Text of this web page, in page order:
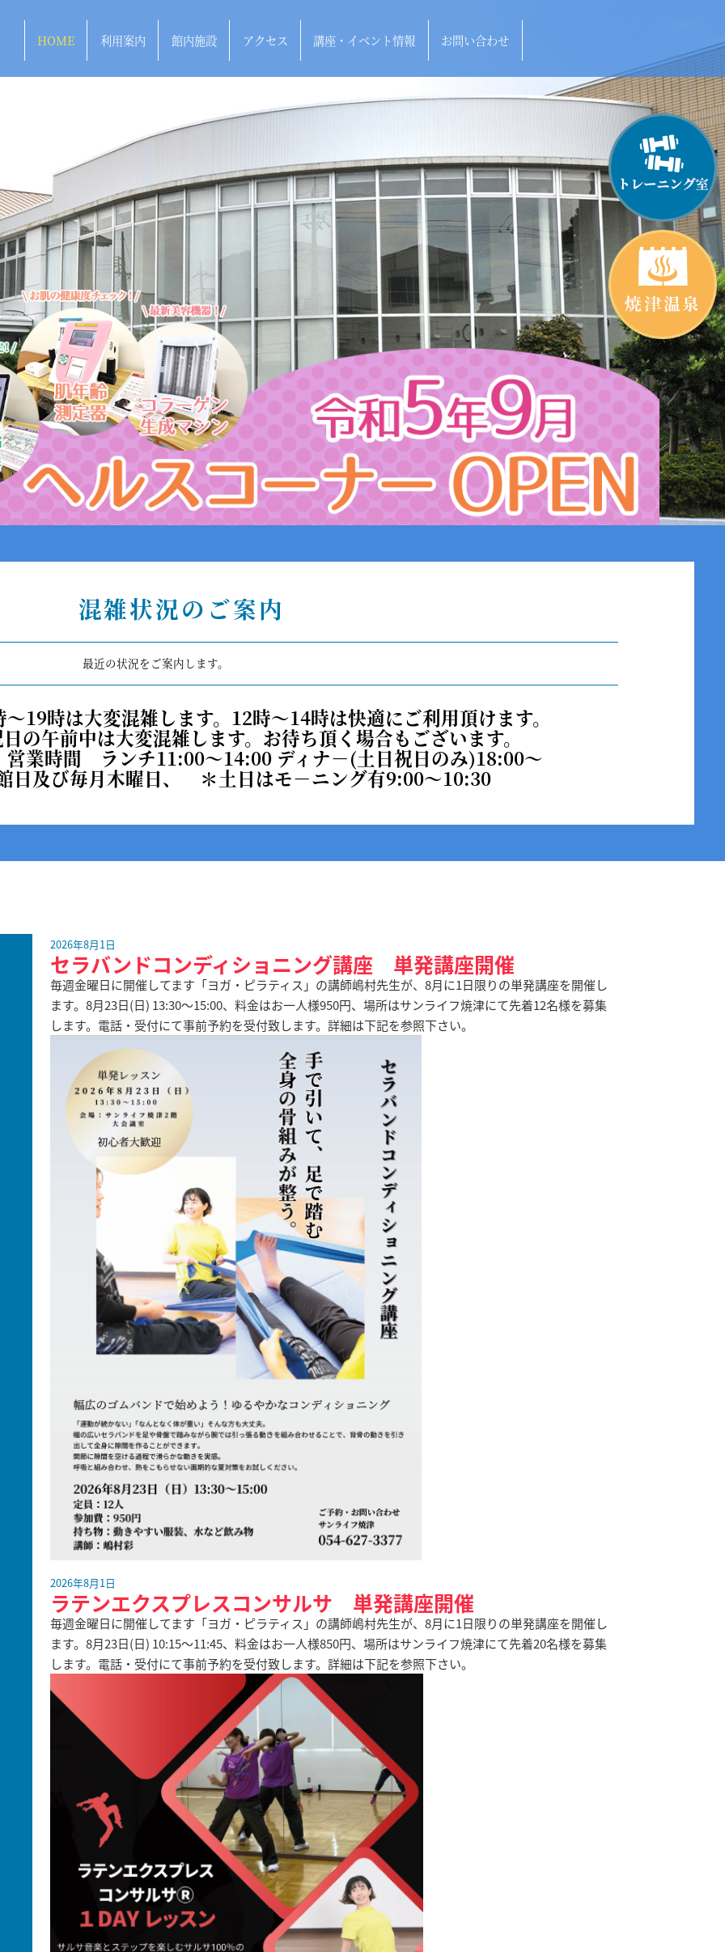
HOME 利用案内 館内施設 アクセス 講座・イベント情報 お問い合わせ
混雑状況のご案内
最近の状況をご案内します。
19時は大変混雑します。12時～14時は快適にご利用頂けます。
の午前中は大変混雑します。お待ち頂く場合もございます。
営業時間 ランチ11:00～14:00 ディナ－(土日祝日のみ)18:00～
及び毎月木曜日、 ＊土日はモ－ニング有9:00～10:30
2026年8月1日
セラバンドコンディショニング講座 単発講座開催
毎週金曜日に開催してます「ヨガ・ピラティス」の講師嶋村先生が、8月に1日限りの単発講座を開催し
ます。8月23日(日) 13:30～15:00、料金はお一人様950円、場所はサンライフ焼津にて先着12名様を募集
します。電話・受付にて事前予約を受付致します。詳細は下記を参照下さい。
2026年8月1日
ラテンエクスプレスコンサルサ 単発講座開催
毎週金曜日に開催してます「ヨガ・ピラティス」の講師嶋村先生が、8月に1日限りの単発講座を開催し
ます。8月23日(日) 10:15～11:45、料金はお一人様850円、場所はサンライフ焼津にて先着20名様を募集
します。電話・受付にて事前予約を受付致します。詳細は下記を参照下さい。